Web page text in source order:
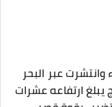
عبر البحر
يبلغ ارتفاعه عشرات